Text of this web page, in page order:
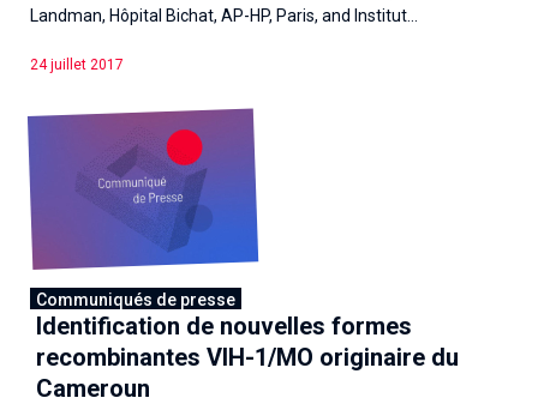
Landman, Hôpital Bichat, AP-HP, Paris, and Institut...
24 juillet 2017
Communiqués de presse
Identification de nouvelles formes
recombinantes VIH-1/MO originaire du
Cameroun